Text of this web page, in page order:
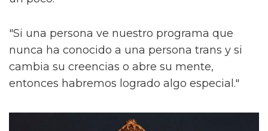
"Si una persona ve nuestro programa que
nunca ha conocido a una persona trans y si
cambia su creencias o abre su mente,
entonces habremos logrado algo especial."